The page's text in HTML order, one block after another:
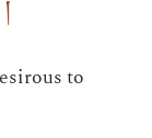
to